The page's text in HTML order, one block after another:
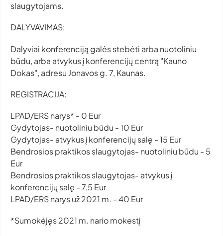
slaugytojams.
DALYVAVIMAS:
Dalyviai konferenciją galės stebėti arba nuotoliniu
būdu, arba atvykus į konferencijų centrą "Kauno
Dokas", adresu Jonavos g. 7, Kaunas.
REGISTRACIJA:
LPAD/ERS narys* - 0 Eur
Gydytojas- nuotoliniu būdu - 10 Eur
Gydytojas- atvykus į konferencijų salę - 15 Eur
Bendrosios praktikos slaugytojas- nuotoliniu būdu - 5
Eur
Bendrosios praktikos slaugytojas- atvykus į
konferencijų salę - 7,5 Eur
LPAD/ERS narys už 2021 m. - 40 Eur
*Sumokėjęs 2021 m. nario mokestį